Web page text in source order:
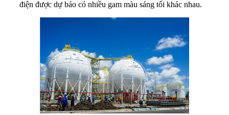
điện được dự báo có nhiều gam màu sáng tối khác nhau.